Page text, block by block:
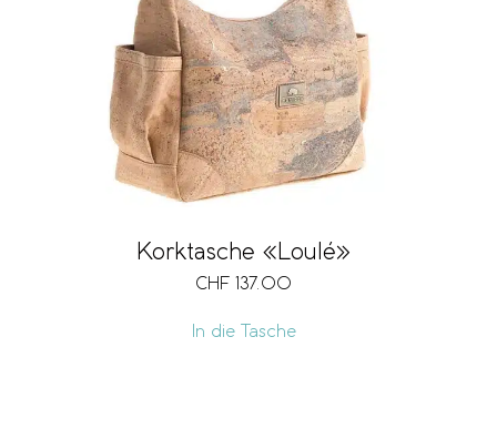
Korktasche «Loulé»
CHF 137.00
In die Tasche